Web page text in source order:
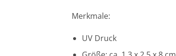
Merkmale:
UV Druck